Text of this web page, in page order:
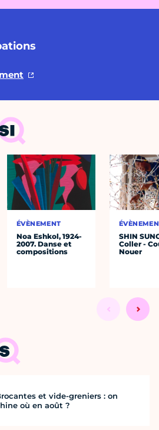
ÉVÈNEMENT
Noa Eshkol, 1924-
2007. Danse et
compositions
SHIN
Coller -
Nouer
et vide-greniers : on
où en août ?